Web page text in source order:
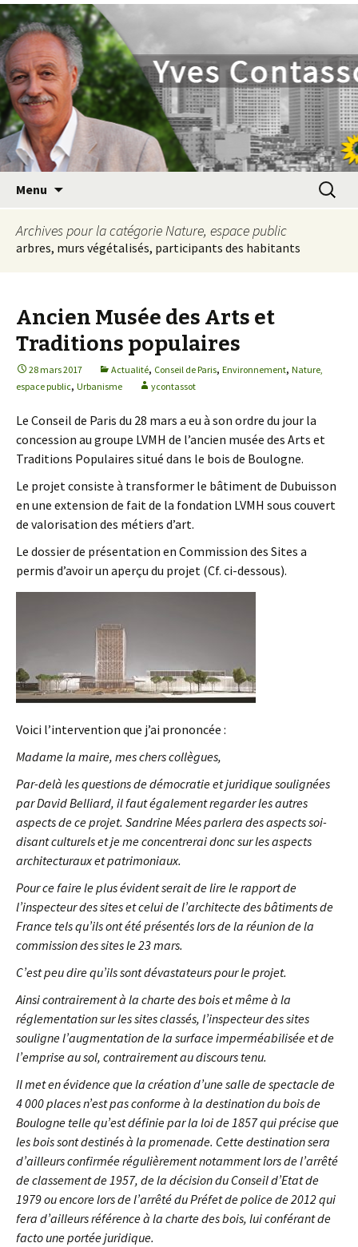
Yves Contassot
Menu
principal
Archives pour la catégorie Nature, espace public
arbres, murs végétalisés, participants des habitants
Ancien Musée des Arts et
Traditions populaires
28 mars 2017 Actualité, Conseil de Paris, Environnement, Nature,
espace public, Urbanisme ycontassot
Le Conseil de Paris du 28 mars a eu à son ordre du jour la
concession au groupe LVMH de l’ancien musée des Arts et
Traditions Populaires situé dans le bois de Boulogne.
Le projet consiste à transformer le bâtiment de Dubuisson
en une extension de fait de la fondation LVMH sous couvert
de valorisation des métiers d’art.
Le dossier de présentation en Commission des Sites a
permis d’avoir un aperçu du projet (Cf. ci-dessous).
Voici l’intervention que j’ai prononcée :
Madame la maire, mes chers collègues,
Par-delà les questions de démocratie et juridique soulignées
par David Belliard, il faut également regarder les autres
aspects de ce projet. Sandrine Mées parlera des aspects soi-
disant culturels et je me concentrerai donc sur les aspects
architecturaux et patrimoniaux.
Pour ce faire le plus évident serait de lire le rapport de
l’inspecteur des sites et celui de l’architecte des bâtiments de
France tels qu’ils ont été présentés lors de la réunion de la
commission des sites le 23 mars.
C’est peu dire qu’ils sont dévastateurs pour le projet.
Ainsi contrairement à la charte des bois et même à la
réglementation sur les sites classés, l’inspecteur des sites
souligne l’augmentation de la surface imperméabilisée et de
l’emprise au sol, contrairement au discours tenu.
Il met en évidence que la création d’une salle de spectacle de
4 000 places n’est pas conforme à la destination du bois de
Boulogne telle qu’est définie par la loi de 1857 qui précise que
les bois sont destinés à la promenade. Cette destination sera
d’ailleurs confirmée régulièrement notamment lors de l’arrêté
de classement de 1957, de la décision du Conseil d’Etat de
1979 ou encore lors de l’arrêté du Préfet de police de 2012 qui
fera d’ailleurs référence à la charte des bois, lui conférant de
facto une portée juridique.